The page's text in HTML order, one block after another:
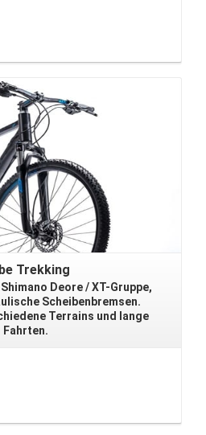
Trekking
Deore / XT-Gruppe,
Scheibenbremsen.
Terrains und lange
Fahrten.